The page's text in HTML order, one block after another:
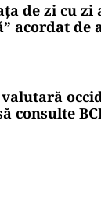
de zi cu
acordat de
consulte